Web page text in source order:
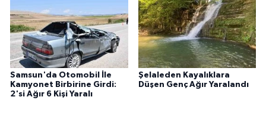
Samsun'da Otomobil İle
Kamyonet Birbirine Girdi:
2'si Ağır 6 Kişi Yaralı
Şelaleden Kayalıklara
Düşen Genç Ağır Yaralandı